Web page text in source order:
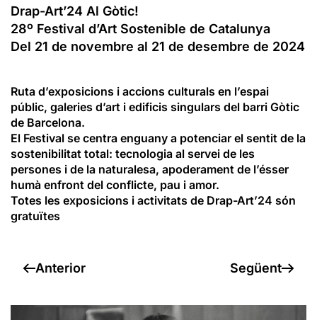
Drap-Art’24 Al Gòtic!
28º Festival d’Art Sostenible de Catalunya
Del 21 de novembre al 21 de desembre de 2024
Ruta d’exposicions i accions culturals en l’espai
públic, galeries d’art i edificis singulars del barri Gòtic
de Barcelona.
El Festival se centra enguany a potenciar el sentit de la
sostenibilitat total: tecnologia al servei de les
persones i de la naturalesa, apoderament de l’ésser
humà enfront del conflicte, pau i amor.
Totes les exposicions i activitats de Drap-Art’24 són
gratuïtes
Anterior Següent